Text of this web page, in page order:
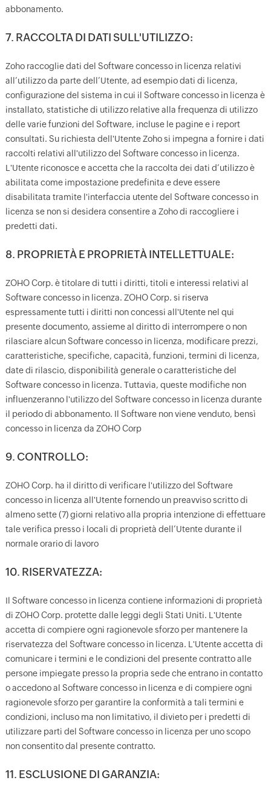
abbonamento.
7. RACCOLTA DI DATI SULL'UTILIZZO:
Zoho raccoglie dati del Software concesso in licenza relativi
all’utilizzo da parte dell’Utente, ad esempio dati di licenza,
configurazione del sistema in cui il Software concesso in licenza è
installato, statistiche di utilizzo relative alla frequenza di utilizzo
delle varie funzioni del Software, incluse le pagine e i report
consultati. Su richiesta dell'Utente Zoho si impegna a fornire i dati
raccolti relativi all'utilizzo del Software concesso in licenza.
L'Utente riconosce e accetta che la raccolta dei dati d’utilizzo è
abilitata come impostazione predefinita e deve essere
disabilitata tramite l'interfaccia utente del Software concesso in
licenza se non si desidera consentire a Zoho di raccogliere i
predetti dati.
8. PROPRIETÀ E PROPRIETÀ INTELLETTUALE:
ZOHO Corp. è titolare di tutti i diritti, titoli e interessi relativi al
Software concesso in licenza. ZOHO Corp. si riserva
espressamente tutti i diritti non concessi all'Utente nel qui
presente documento, assieme al diritto di interrompere o non
rilasciare alcun Software concesso in licenza, modificare prezzi,
caratteristiche, specifiche, capacità, funzioni, termini di licenza,
date di rilascio, disponibilità generale o caratteristiche del
Software concesso in licenza. Tuttavia, queste modifiche non
influenzeranno l'utilizzo del Software concesso in licenza durante
il periodo di abbonamento. Il Software non viene venduto, bensì
concesso in licenza da ZOHO Corp
9. CONTROLLO:
ZOHO Corp. ha il diritto di verificare l'utilizzo del Software
concesso in licenza all'Utente fornendo un preavviso scritto di
almeno sette (7) giorni relativo alla propria intenzione di effettuare
tale verifica presso i locali di proprietà dell’Utente durante il
normale orario di lavoro
10. RISERVATEZZA:
Il Software concesso in licenza contiene informazioni di proprietà
di ZOHO Corp. protette dalle leggi degli Stati Uniti. L'Utente
accetta di compiere ogni ragionevole sforzo per mantenere la
riservatezza del Software concesso in licenza. L'Utente accetta di
comunicare i termini e le condizioni del presente contratto alle
persone impiegate presso la propria sede che entrano in contatto
o accedono al Software concesso in licenza e di compiere ogni
ragionevole sforzo per garantire la conformità a tali termini e
condizioni, incluso ma non limitativo, il divieto per i predetti di
utilizzare parti del Software concesso in licenza per uno scopo
non consentito dal presente contratto.
11. ESCLUSIONE DI GARANZIA: